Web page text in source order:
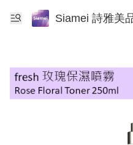
Siamei 詩雅美